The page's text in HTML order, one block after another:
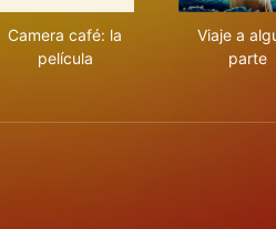
Camera café: la
película
Viaje a
parte